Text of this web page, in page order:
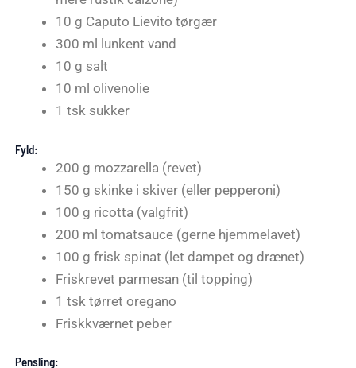
10 g Caputo Lievito tørgær
300 ml lunkent vand
10 g salt
10 ml olivenolie
1 tsk sukker
Fyld:
200 g mozzarella (revet)
150 g skinke i skiver (eller pepperoni)
100 g ricotta (valgfrit)
200 ml tomatsauce (gerne hjemmelavet)
100 g frisk spinat (let dampet og drænet)
Friskrevet parmesan (til topping)
1 tsk tørret oregano
Friskkværnet peber
Pensling: